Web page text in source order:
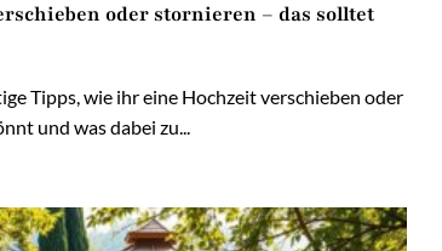
oder stornieren – das solltet
Tipps, wie ihr eine Hochzeit verschieben oder
und was dabei zu...